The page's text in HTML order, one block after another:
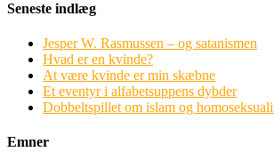
Seneste indlæg
Jesper W. Rasmussen – og satanismen
Hvad er en kvinde?
At være kvinde er min skæbne
Et eventyr i alfabetsuppens dybder
Dobbeltspillet om islam og
Emner